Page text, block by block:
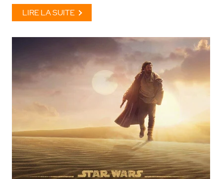
LIRE LA SUITE